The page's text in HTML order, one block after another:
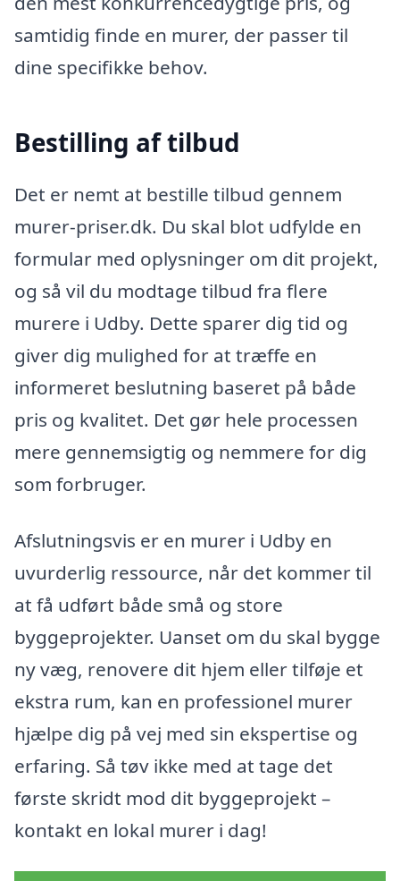
samtidig finde en murer, der passer til
dine specifikke behov.
Bestilling af tilbud
Det er nemt at bestille tilbud gennem
murer-priser.dk. Du skal blot udfylde en
formular med oplysninger om dit projekt,
og så vil du modtage tilbud fra flere
murere i Udby. Dette sparer dig tid og
giver dig mulighed for at træffe en
informeret beslutning baseret på både
pris og kvalitet. Det gør hele processen
mere gennemsigtig og nemmere for dig
som forbruger.
Afslutningsvis er en murer i Udby en
uvurderlig ressource, når det kommer til
at få udført både små og store
byggeprojekter. Uanset om du skal bygge
ny væg, renovere dit hjem eller tilføje et
ekstra rum, kan en professionel murer
hjælpe dig på vej med sin ekspertise og
erfaring. Så tøv ikke med at tage det
første skridt mod dit byggeprojekt –
kontakt en lokal murer i dag!